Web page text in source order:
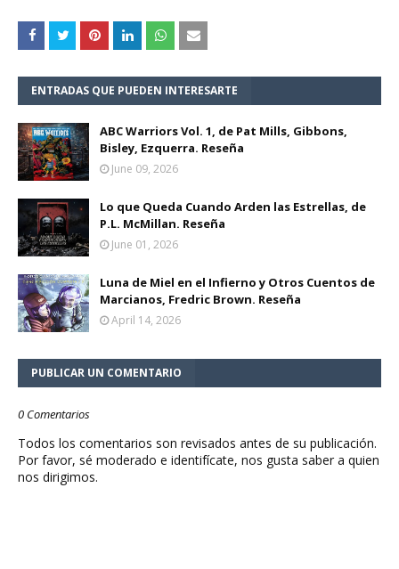
ENTRADAS QUE PUEDEN INTERESARTE
ABC Warriors Vol. 1, de Pat Mills, Gibbons,
Bisley, Ezquerra. Reseña
June 09, 2026
Lo que Queda Cuando Arden las Estrellas, de
P.L. McMillan. Reseña
June 01, 2026
Luna de Miel en el Infierno y Otros Cuentos de
Marcianos, Fredric Brown. Reseña
April 14, 2026
PUBLICAR UN COMENTARIO
0 Comentarios
Todos los comentarios son revisados antes de su publicación.
Por favor, sé moderado e identifícate, nos gusta saber a quien
nos dirigimos.